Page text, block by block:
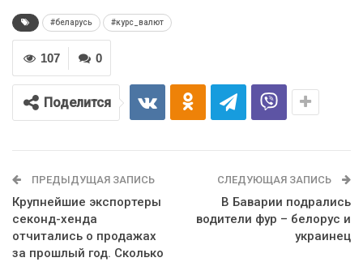
#беларусь #курс_валют
0
107
Поделится
ПРЕДЫДУЩАЯ ЗАПИСЬ
Крупнейшие экспортеры
секонд-хенда
отчитались о продажах
за прошлый год. Сколько
СЛЕДУЮЩАЯ ЗАПИСЬ
В Баварии подрались
водители фур – белорус и
украинец